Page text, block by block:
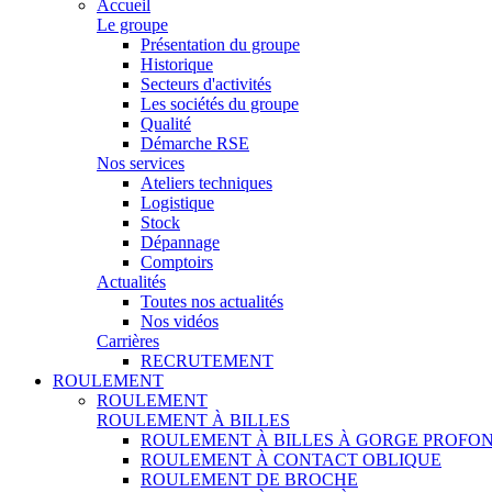
Accueil
Le groupe
Présentation du groupe
Historique
Secteurs d'activités
Les sociétés du groupe
Qualité
Démarche RSE
Nos services
Ateliers techniques
Logistique
Stock
Dépannage
Comptoirs
Actualités
Toutes nos actualités
Nos vidéos
Carrières
RECRUTEMENT
ROULEMENT
ROULEMENT
ROULEMENT À BILLES
ROULEMENT À BILLES À GORGE
ROULEMENT À CONTACT OBLIQUE
ROULEMENT DE BROCHE